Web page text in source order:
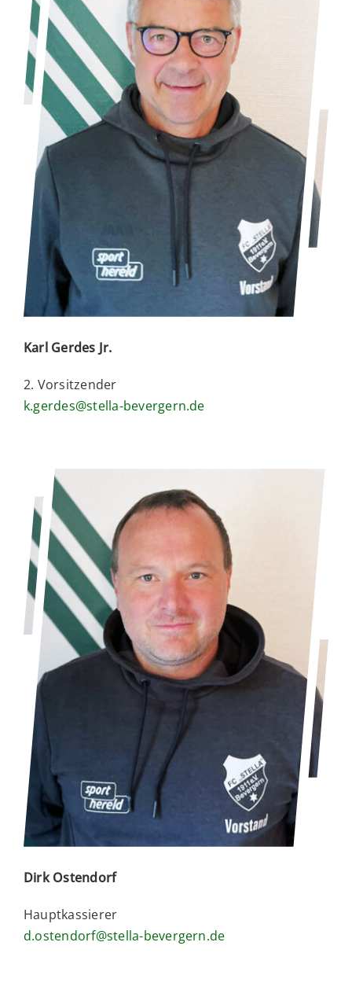
Karl Gerdes Jr.
2. Vorsitzender
k.gerdes@stella-bevergern.de
Dirk Ostendorf
Hauptkassierer
d.ostendorf@stella-bevergern.de